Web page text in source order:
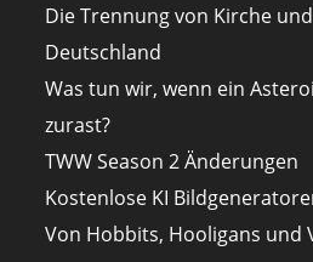
Die Trennung von Kirche
Deutschland
Was tun wir, wenn ein
zurast?
TWW Season 2 Änderungen
Kostenlose KI
Von Hobbits, Hooligans und